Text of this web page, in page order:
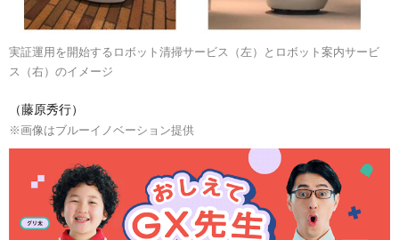
実証運用を開始するロボット清掃サービス（左）とロボット案内サービ
ス（右）のイメージ
（藤原秀行）
※画像はブルーイノベーション提供